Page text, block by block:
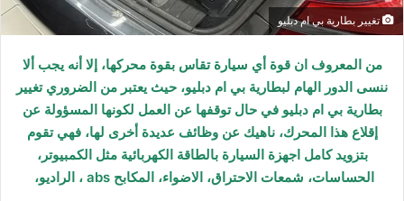
تغيير بطارية بي ام دبليو
من المعروف ان قوة أي سيارة تقاس بقوة محركها، إلا أنه يجب ألا
ننسى الدور الهام لبطارية بي ام دبليو، حيث يعتبر من الضروري تغيير
بطارية بي ام دبليو في حال توقفها عن العمل لكونها المسؤولة عن
إقلاع هذا المحرك، ناهيك عن وظائف عديدة أخرى لها، فهي تقوم
بتزويد كامل اجهزة السيارة بالطاقة الكهربائية مثل الكمبيوتر،
الحساسات، شمعات الاحتراق، الاضواء، المكابح abs ، الراديو،